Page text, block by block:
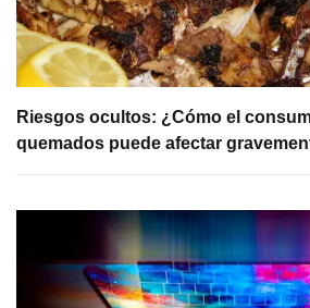
Riesgos ocultos: ¿Cómo el
quemados puede afectar